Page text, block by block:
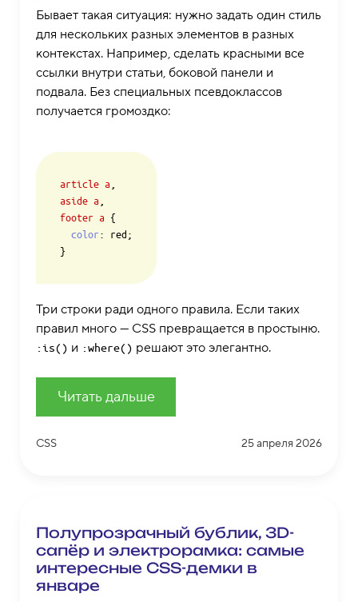
Бывает такая ситуация: нужно задать один стиль
для нескольких разных элементов в разных
контекстах. Например, сделать красными все
ссылки внутри статьи, боковой панели и
подвала. Без специальных псевдоклассов
получается громоздко:
article a
aside a
footer
a {
color : red;
Три строки ради одного правила. Если таких
правил много — CSS превращается в простыню.
:is() и :where() решают это элегантно.
Читать дальше
CSS 25 апреля 2026
Полупрозрачный бублик, 3D-
сапёр и электрорамка: самые
интересные CSS-демки в
январе